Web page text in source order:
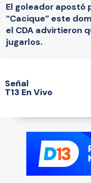
El goleador apostó
“Cacique” este
el CDA advirtieron
jugarlos.
Señal
T13 En Vivo